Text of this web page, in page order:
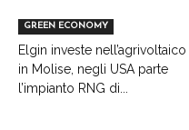
GREEN ECONOMY
Elgin investe nell’agrivoltaico
in Molise, negli USA parte
l’impianto RNG di...